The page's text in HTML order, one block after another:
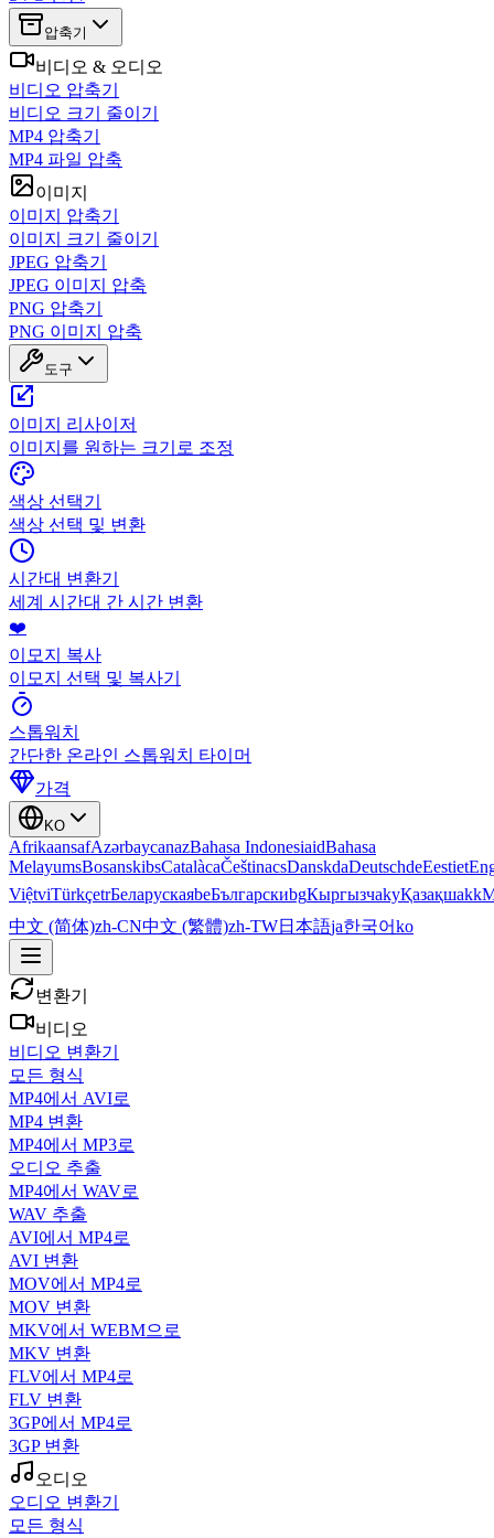
압축기
비디오 & 오디오
비디오 압축기
비디오 크기 줄이기
MP4 압축기
MP4 파일 압축
이미지
이미지 압축기
이미지 크기 줄이기
JPEG 압축기
JPEG 이미지 압축
PNG 압축기
PNG 이미지 압축
도구
이미지 리사이저
이미지를 원하는 크기로 조정
색상 선택기
색상 선택 및 변환
시간대 변환기
세계 시간대 간 시간 변환
❤️
이모지 복사
이모지 선택 및 복사기
스톱워치
간단한 온라인 스톱워치 타이머
가격
KO
AfrikaansafAzərbaycanazBahasa IndonesiaidBahasa
MelayumsBosanskibsCatalàcaČeštinacsDanskdaDeutschdeEestiet
ViệtviTürkçetrБеларускаяbeБългарскиbgКыргызчаkyҚазақшаkk
中文 (简体)zh-CN中文 (繁體)zh-TW日本語ja한국어ko
변환기
비디오
비디오 변환기
모든 형식
MP4에서 AVI로
MP4 변환
MP4에서 MP3로
오디오 추출
MP4에서 WAV로
WAV 추출
AVI에서 MP4로
AVI 변환
MOV에서 MP4로
MOV 변환
MKV에서 WEBM으로
MKV 변환
FLV에서 MP4로
FLV 변환
3GP에서 MP4로
3GP 변환
오디오
오디오 변환기
모든 형식